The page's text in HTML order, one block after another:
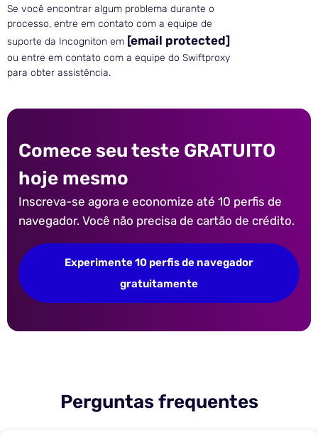
Se você encontrar algum problema durante o
processo, entre em contato com a equipe de
suporte da Incogniton em [email protected]
ou entre em contato com a equipe do Swiftproxy
para obter assistência.
Comece seu teste GRATUITO
hoje mesmo
Inscreva-se agora e economize até 10 perfis de
navegador. Você não precisa de cartão de crédito.
Experimente 10 perfis de navegador
gratuitamente
Perguntas frequentes